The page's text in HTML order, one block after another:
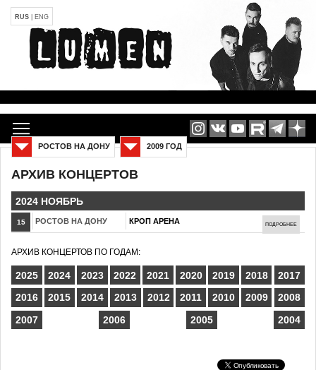
RUS ENG
АРХИВ КОНЦЕРТОВ
2009 ГОД
РОСТОВ НА ДОНУ
2024 НОЯБРЬ
15 РОСТОВ НА ДОНУ КРОП АРЕНА ПОДРОБНЕЕ
АРХИВ КОНЦЕРТОВ ПО ГОДАМ:
2025 2024 2023 2022 2021 2020 2019 2018
2017
2016
2015 2014 2013 2012 2011 2010 2009
2008
2007
2006 2005 2004